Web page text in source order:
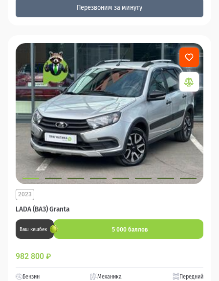
Перезвоним за минуту
LADA (ВАЗ) Granta
2023
Ваш кешбек 5 000 баллов
982 800 ₽
Бензин Механика Передний